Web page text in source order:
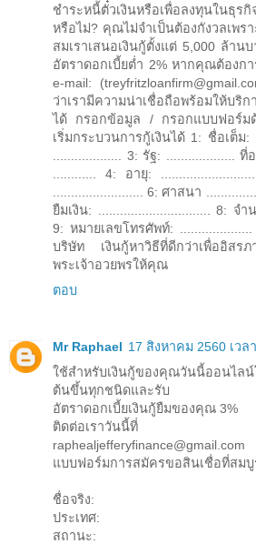
ชำระหนี้ตั๋วเงินหรือเพื่อลงทุนในธุ
หรือไม่? คุณไม่จำเป็นต้องกังวลเพร
สมเราเสนอเงินกู้ตั้งแต่ 5,000 ล้าน
อัตราดอกเบี้ยต่ำ 2% หากคุณต้องก
e-mail:
ว่าเรามีความน่าเชื่อถือพร้อมให้บริก
ได้ กรอกข้อมูล / กรอกแบบฟอร์มด้
เริ่มกระบวนการกู้เงินได้ 1: ชื่อเต็ม:
................... 3: รัฐ: ................... ที่
............ 4: อายุ:
......................... 6: ศาสนา
ยืมเงิน: ............................... 8: จำ
9: หมายเลขโทรศัพท์:
บริษัท เงินกู้หาวิธีที่ดีกว่าเพื่ออิสร
พระเจ้าอวยพรให้คุณ
ตอบ
Mr Raphael 17 สิงหาคม 2560 เวล
ใช้สำหรับเงินกู้ของคุณวันนี้ออนไลน์
ต้นขึ้นทุกชนิดและรับ
อัตราดอกเบี้ยเงินกู้ยืมของคุณ 3%
ติดต่อเราวันนี้ที่
raphealjefferyfinance@gmail.com
แบบฟอร์มการสมัครขอสินเชื่อที่สม
ชื่อจริง:
ประเทศ:
สถานะ: